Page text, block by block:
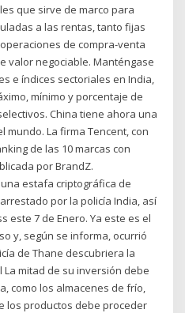
que sirve de marco para
a las rentas, tanto fijas
de compra-venta
valor negociable. Manténgase
e índices sectoriales en India,
mínimo y porcentaje de
China tiene ahora una
mundo. La firma Tencent, con
de las 10 marcas con
por BrandZ.
estafa criptográfica de
por la policía India, así
este 7 de Enero. Ya este es el
y, según se informa, ocurrió
de Thane descubriera la
mitad de su inversión debe
como los almacenes de frío,
los productos debe proceder